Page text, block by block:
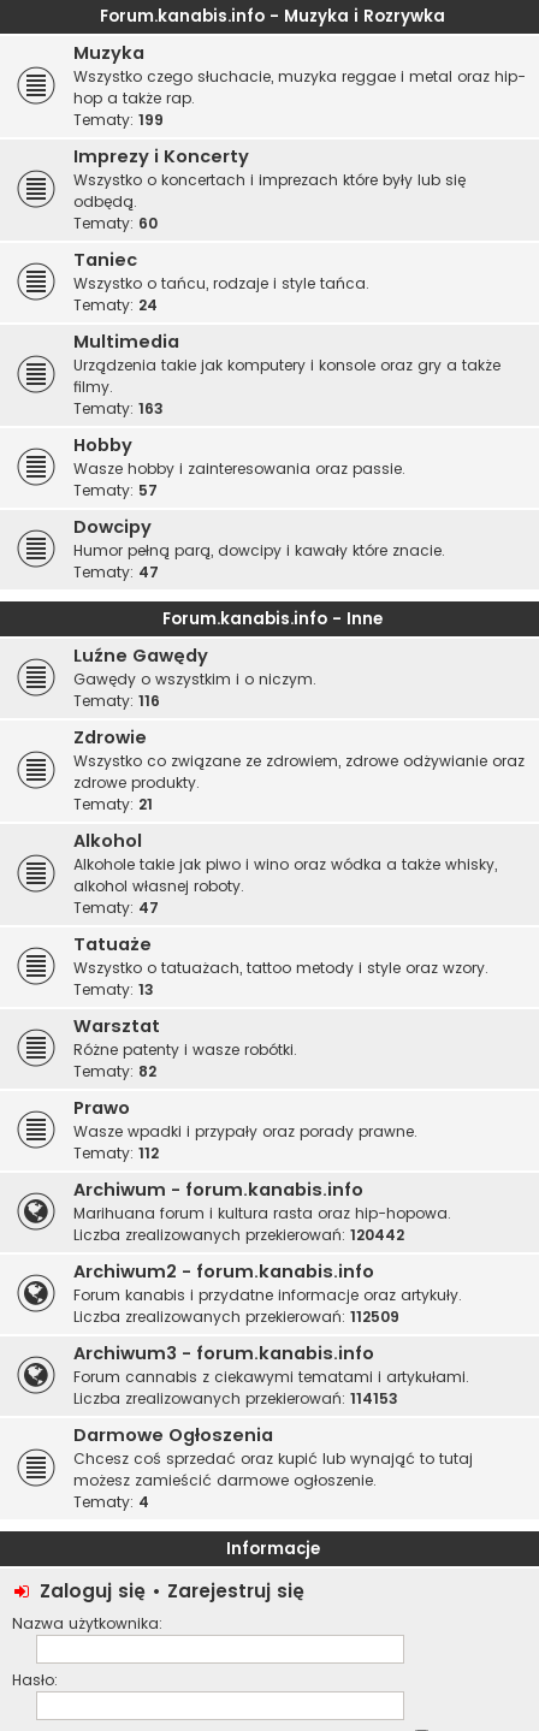
Forum.kanabis.info - Muzyka i Rozrywka
Muzyka
Wszystko czego słuchacie, muzyka reggae i metal oraz hip-
hop a także rap.
Tematy: 199
Imprezy i Koncerty
Wszystko o koncertach i imprezach które były lub się
odbędą.
Tematy: 60
Taniec
Wszystko o tańcu, rodzaje i style tańca.
Tematy: 24
Multimedia
Urządzenia takie jak komputery i konsole oraz gry a także
filmy.
Tematy: 163
Hobby
Wasze hobby i zainteresowania oraz passie.
Tematy: 57
Dowcipy
Humor pełną parą, dowcipy i kawały które znacie.
Tematy: 47
Forum.kanabis.info - Inne
Luźne Gawędy
Gawędy o wszystkim i o niczym.
Tematy: 116
Zdrowie
Wszystko co związane ze zdrowiem, zdrowe odżywianie oraz
zdrowe produkty.
Tematy: 21
Alkohol
Alkohole takie jak piwo i wino oraz wódka a także whisky,
alkohol własnej roboty.
Tematy: 47
Tatuaże
Wszystko o tatuażach, tattoo metody i style oraz wzory.
Tematy: 13
Warsztat
Różne patenty i wasze robótki.
Tematy: 82
Prawo
Wasze wpadki i przypały oraz porady prawne.
Tematy: 112
Archiwum - forum.kanabis.info
Marihuana forum i kultura rasta oraz hip-hopowa.
Liczba zrealizowanych przekierowań: 120442
Archiwum2 - forum.kanabis.info
Forum kanabis i przydatne informacje oraz artykuły.
Liczba zrealizowanych przekierowań: 112509
Archiwum3 - forum.kanabis.info
Forum cannabis z ciekawymi tematami i artykułami.
Liczba zrealizowanych przekierowań: 114153
Darmowe Ogłoszenia
Chcesz coś sprzedać oraz kupić lub wynająć to tutaj
możesz zamieścić darmowe ogłoszenie.
Tematy: 4
Informacje
Zaloguj się • Zarejestruj się
Nazwa użytkownika:
Hasło: